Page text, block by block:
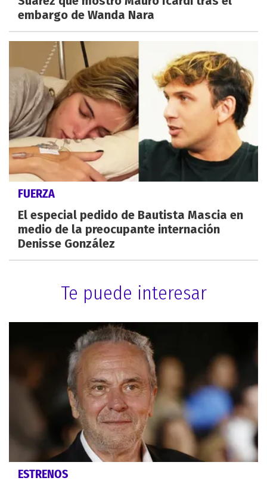
embargo de Wanda Nara
FUERZA
El especial pedido de Bautista Mascia en
medio de la preocupante internación
Denisse González
Te puede interesar
ESTRENOS